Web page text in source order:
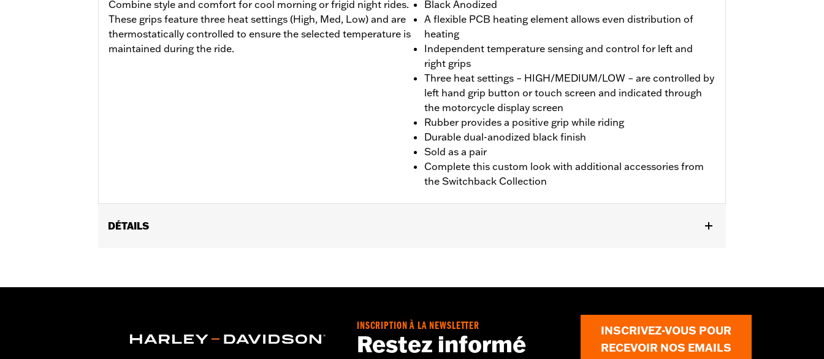
Combine style and comfort for cool morning or frigid night rides.
These grips feature three heat settings (High, Med, Low) and are
thermostatically controlled to ensure the selected temperature is
maintained during the ride.
Black Anodized
A flexible PCB heating element allows even distribution of
heating
Independent temperature sensing and control for left and
right grips
Three heat settings – HIGH/MEDIUM/LOW – are controlled by
left hand grip button or touch screen and indicated through
the motorcycle display screen
Rubber provides a positive grip while riding
Durable dual-anodized black finish
Sold as a pair
Complete this custom look with additional accessories from
the Switchback Collection
DÉTAILS
update by a Harley-Davidson dealer see your local dealer for details.
Sold In Units:Pair
INSCRIPTION À LA NEWSLETTER
Restez informé
INSCRIVEZ-VOUS POUR
RECEVOIR NOS EMAILS